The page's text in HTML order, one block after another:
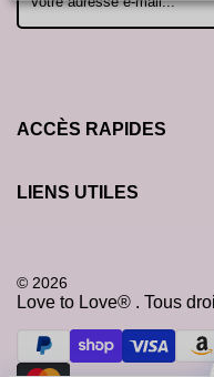
ACCÈS RAPIDES
LIENS UTILES
© 2026
Love to Love® . Tous